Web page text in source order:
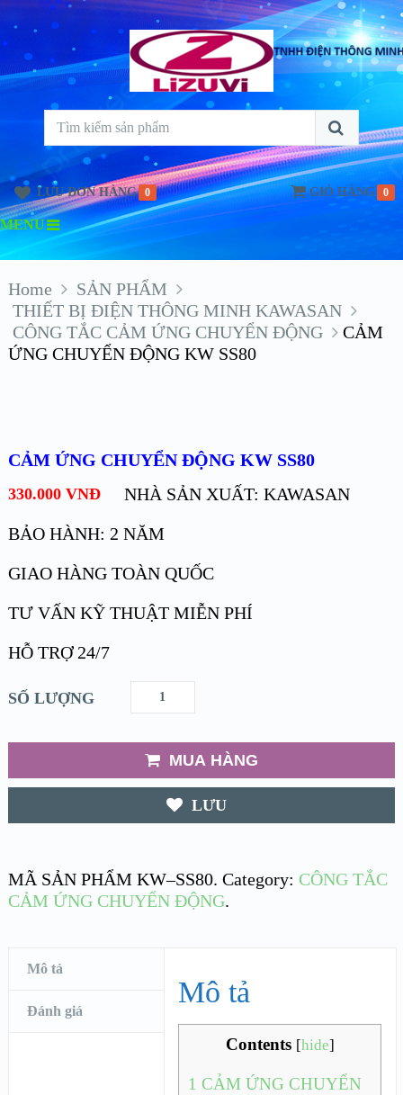
LƯU ĐƠN HÀNG 0 GIỎ HÀNG 0
MENU
Home
SẢN PHẨM
THIẾT BỊ ĐIỆN THÔNG MINH KAWASAN
CÔNG TẮC CẢM ỨNG CHUYỂN ĐỘNG
CẢM
ỨNG CHUYỂN ĐỘNG KW SS80
CẢM ỨNG CHUYỂN ĐỘNG KW SS80
330.000VNĐ
NHÀ SẢN XUẤT: KAWASAN
BẢO HÀNH: 2 NĂM
GIAO HÀNG TOÀN QUỐC
TƯ VẤN KỸ THUẬT MIỄN PHÍ
HỖ TRỢ 24/7
SỐ LƯỢNG
MUA HÀNG
LƯU
MÃ SẢN PHẨM KW–SS80. Category: CÔNG TẮC
CẢM ỨNG CHUYỂN ĐỘNG.
Mô tả
Đánh giá
Mô tả
Contents [hide]
1 CẢM ỨNG CHUYỂN